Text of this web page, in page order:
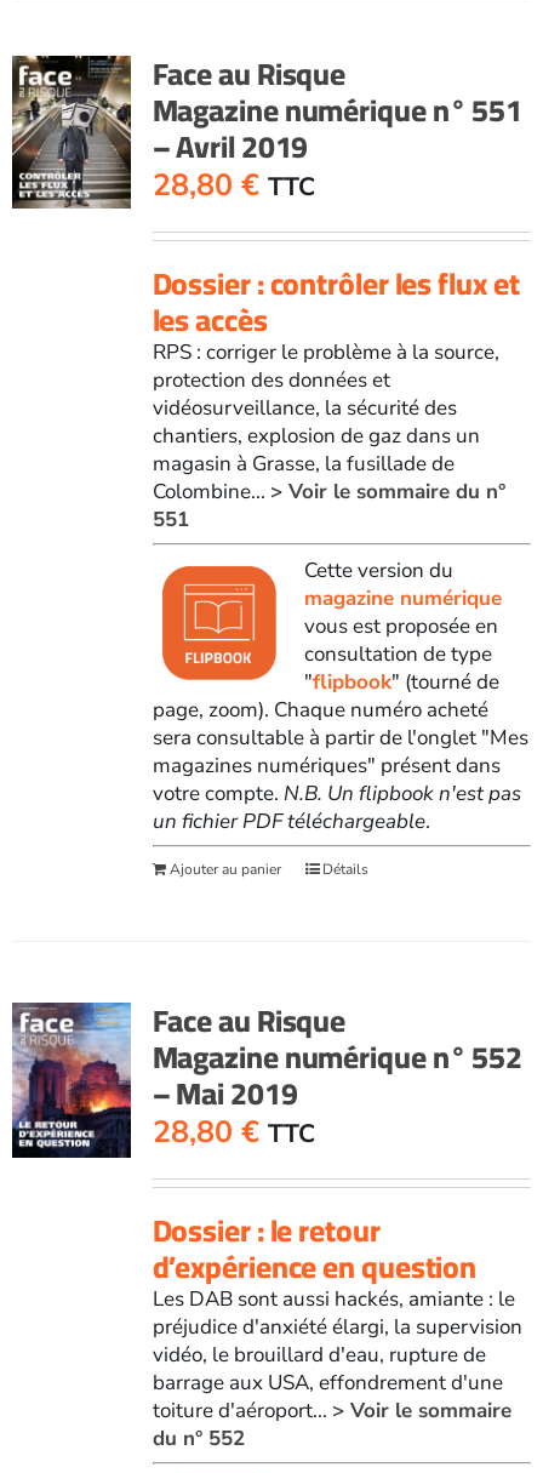
Face au Risque
Magazine numérique n° 551
– Avril 2019
28,80 € TTC
Dossier : contrôler les flux et
les accès
RPS : corriger le problème à la source,
protection des données et
vidéosurveillance, la sécurité des
chantiers, explosion de gaz dans un
magasin à Grasse, la fusillade de
Colombine... > Voir le sommaire du n°
551
Cette version du
magazine numérique
vous est proposée en
consultation de type
"flipbook" (tourné de
page, zoom). Chaque numéro acheté
sera consultable à partir de l'onglet "Mes
magazines numériques" présent dans
votre compte. N.B. Un flipbook n'est pas
un fichier PDF téléchargeable.
Ajouter au panier Détails
Face au Risque
Magazine numérique n° 552
– Mai 2019
28,80 € TTC
Dossier : le retour
d’expérience en question
Les DAB sont aussi hackés, amiante : le
préjudice d'anxiété élargi, la supervision
vidéo, le brouillard d'eau, rupture de
barrage aux USA, effondrement d'une
toiture d'aéroport... > Voir le sommaire
du n° 552